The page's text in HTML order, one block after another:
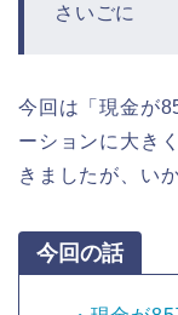
さいごに
今回は「現金が
ーションに大き
きましたが、い
今回の話